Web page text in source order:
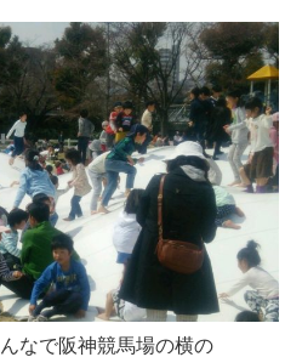
なで阪神競馬場の横の